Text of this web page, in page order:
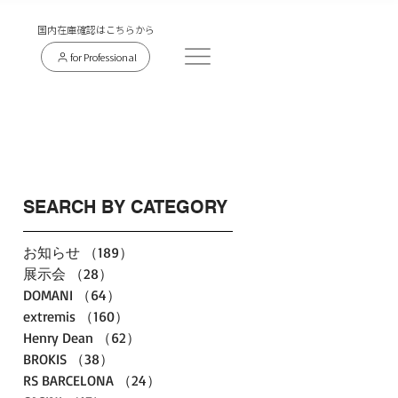
​国内在庫確認はこちらから
for Professional
SEARCH BY CATEGORY
お知らせ （189）
展示会
（28）
DOMANI
（64）
extremis
（160）
Henry Dean
（62）
BROKIS
（38）
RS BARCELONA
（24）